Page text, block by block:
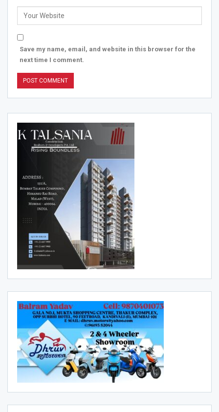
Save my name, email, and website in this browser for the
next time I comment.